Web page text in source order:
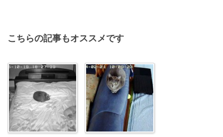
こちらの記事もオススメです